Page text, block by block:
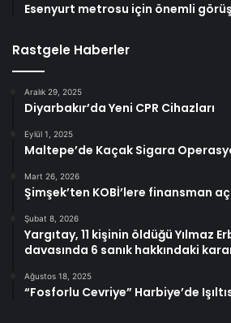
Esenyurt metrosu için önemli
Rastgele Haberler
Aralık 29, 2025
Diyarbakır’da Yeni CPR Cihazları
Eylül 1, 2025
Maltepe’de Kaçak Sigara
Mart 26, 2026
Şimşek’ten KOBİ’lere finansman
Şubat 8, 2026
Yargıtay, 11 kişinin öldüğü Yılmaz
davasında 6 sanık hakkındaki
Ağustos 18, 2025
“Fosforlu Cevriye” Harbiye’de